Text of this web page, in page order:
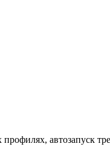
автозапуск